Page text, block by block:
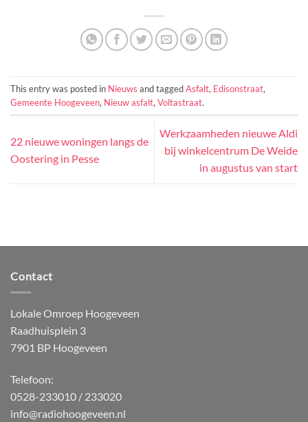
This entry was posted in Nieuws and taggedAsfalt, Edisonstraat,
Gemeente Hoogeveen, Nieuw asfalt, Voltastraat.
22 nieuwe woningen langs de
Oostering in Pesse
Werkzaamheden nieuwe Aldi
bij winkelcentrum De Weide
in augustus van start
Contact
Lokale Omroep Hoogeveen
Raadhuisplein 3
7901 BP Hoogeveen
Telefoon:
0528-233010 / 233020
info@radiohoogeveen.nl